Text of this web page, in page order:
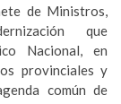
de Ministros,
que
Nacional, en
provinciales y
común de